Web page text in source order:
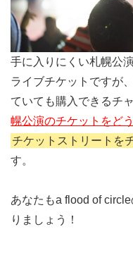
手に入りにくい札幌公
ライブチケットですが
ていても購入できるチ
幌公演のチケットをど
チケットストリートを
す。
あなたもa flood of
りましょう！